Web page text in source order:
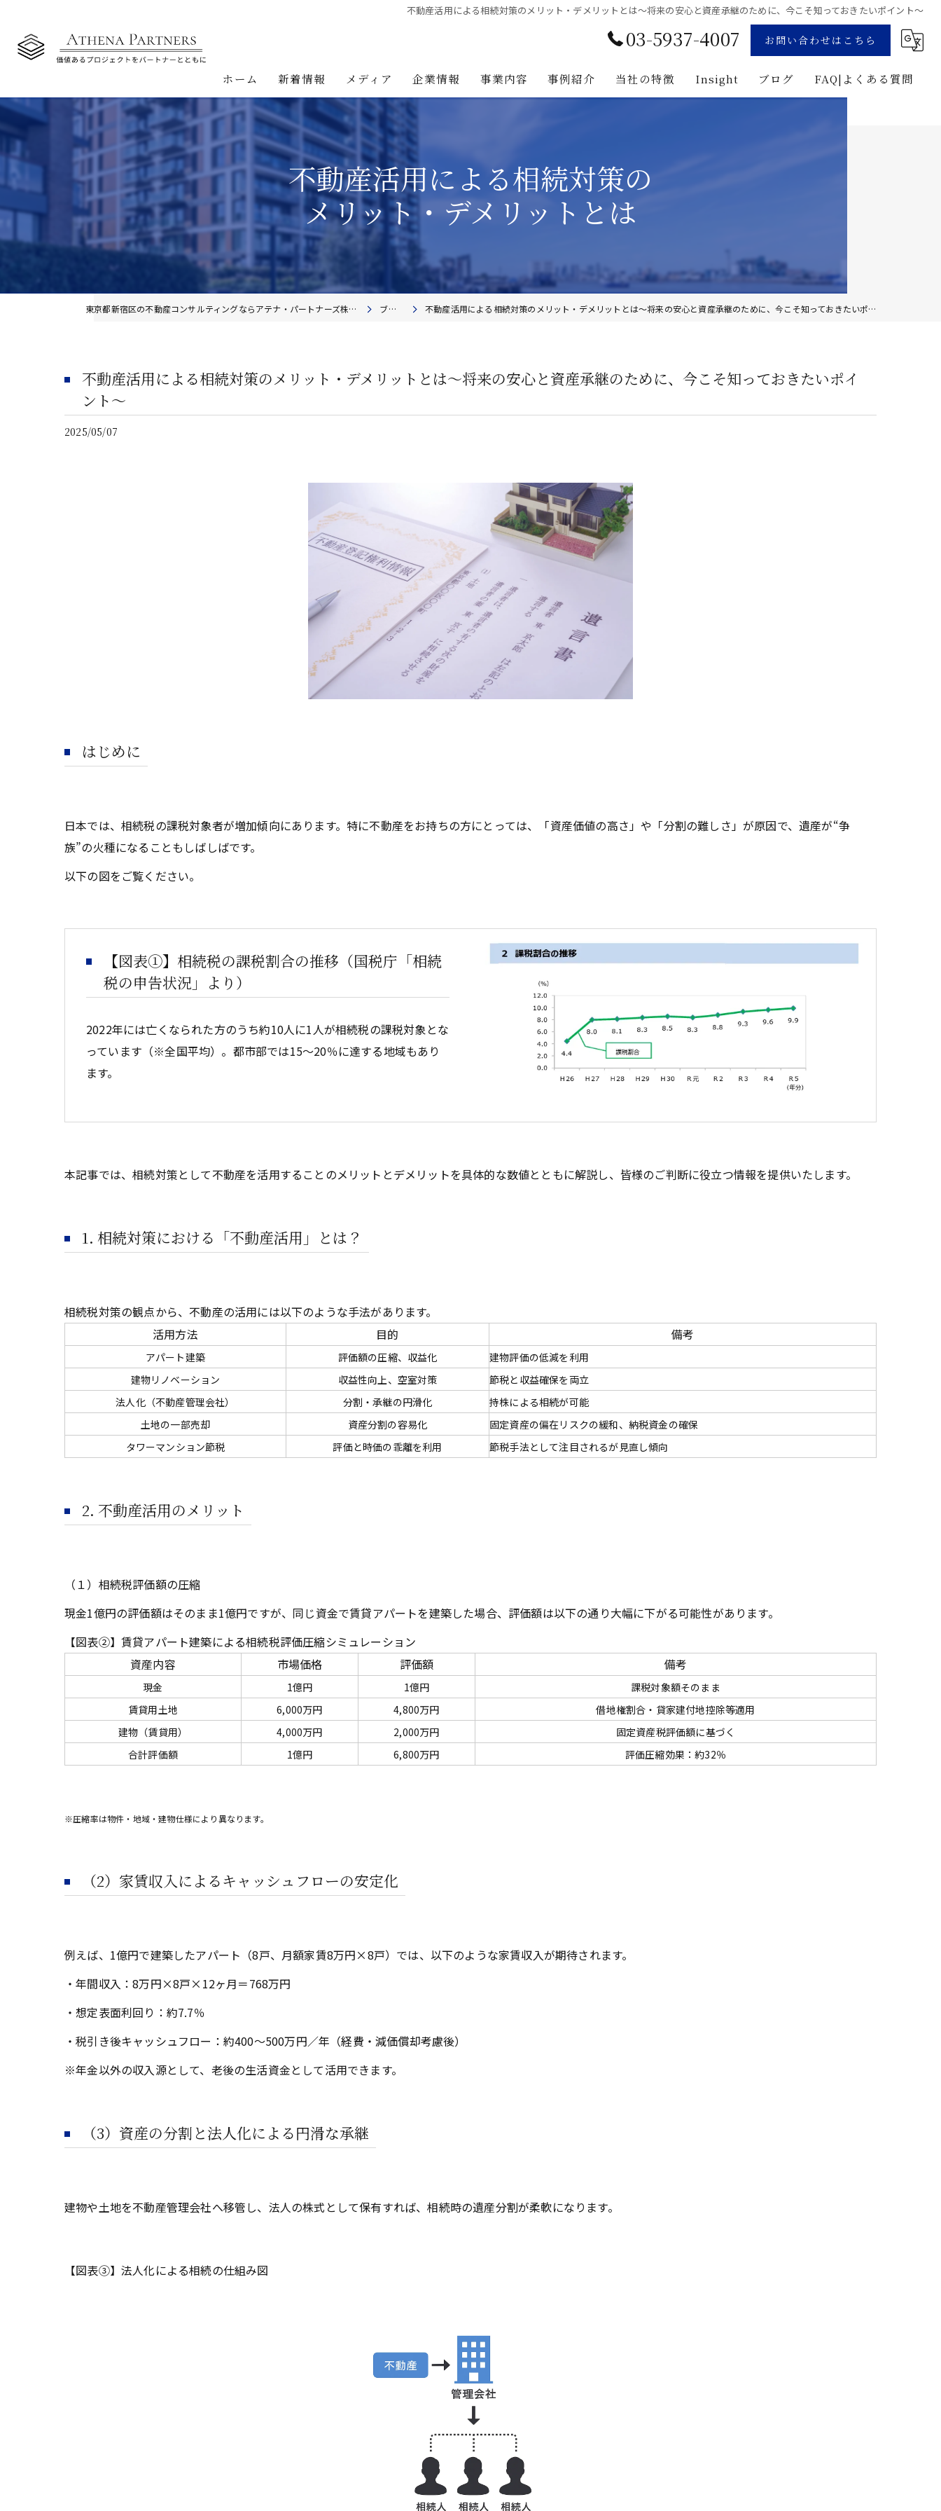
不動産活用による相続対策のメリット・デメリットとは〜将来の安心と資産承継のために、今こそ知っておきたいポイント〜
03-5937-4007 お問い合わせはこちら
ホーム 新着情報 メディア 企業情報
経営理念
事業内容
不動産事業
不動産投資助言業務
地主様・資産家向けサービス
事例紹介 当社の特徴
プロジェクト・マネジメント
Insight ブログ FAQ|よくある質問
不動産活用による相続対策の
メリット・デメリットとは
東京都新宿区の不動産コンサルティングならアテナ・パートナーズ株式会社 ブログ 不動産活用による相続対策のメリット・デメリットとは〜将来の安心と資産承継のために、今こそ知っておきたいポイント〜
不動産活用による相続対策のメリット・デメリットとは〜将来の安心と資産承継のために、今こそ知っておきたいポイ
ント〜
2025/05/07
はじめに
日本では、相続税の課税対象者が増加傾向にあります。特に不動産をお持ちの方にとっては、「資産価値の高さ」や「分割の難しさ」が原因で、遺産が“争
族”の火種になることもしばしばです。
以下の図をご覧ください。
【図表①】相続税の課税割合の推移（国税庁「相続
税の申告状況」より）
2022年には亡くなられた方のうち約10人に1人が相続税の課税対象とな
っています（※全国平均）。都市部では15〜20％に達する地域もあり
ます。
本記事では、相続対策として不動産を活用することのメリットとデメリットを具体的な数値とともに解説し、皆様のご判断に役立つ情報を提供いたします。
1. 相続対策における「不動産活用」とは？
相続税対策の観点から、不動産の活用には以下のような手法があります。
活用方法
目的 備考
アパート建築 評価額の圧縮、収益化
建物評価の低減を利用
建物リノベーション
収益性向上、空室対策
節税と収益確保を両立
法人化（不動産管理会社）
分割・承継の円滑化
持株による相続が可能
土地の一部売却
資産分割の容易化
固定資産の偏在リスクの緩和、納税資金の確保
タワーマンション節税
評価と時価の乖離を利用 節税手法として注目されるが見直し傾向
2. 不動産活用のメリット
（１）相続税評価額の圧縮
現金1億円の評価額はそのまま1億円ですが、同じ資金で賃貸アパートを建築した場合、評価額は以下の通り大幅に下がる可能性があります。
【図表②】賃貸アパート建築による相続税評価圧縮シミュレーション
資産内容
市場価格 評価額 備考
現金 1億円 1億円
課税対象額そのまま
賃貸用土地
6,000万円 4,800万円
借地権割合・貸家建付地控除等適用
建物（賃貸用）
4,000万円 2,000万円
固定資産税評価額に基づく
合計評価額
1億円 6,800万円 評価圧縮効果：約32％
※圧縮率は物件・地域・建物仕様により異なります。
（2）家賃収入によるキャッシュフローの安定化
例えば、1億円で建築したアパート（8戸、月額家賃8万円×8戸）では、以下のような家賃収入が期待されます。
・年間収入：8万円×8戸×12ヶ月＝768万円
・想定表面利回り：約7.7％
・税引き後キャッシュフロー：約400〜500万円／年（経費・減価償却考慮後）
※年金以外の収入源として、老後の生活資金として活用できます。
（3）資産の分割と法人化による円滑な承継
建物や土地を不動産管理会社へ移管し、法人の株式として保有すれば、相続時の遺産分割が柔軟になります。
【図表③】法人化による相続の仕組み図